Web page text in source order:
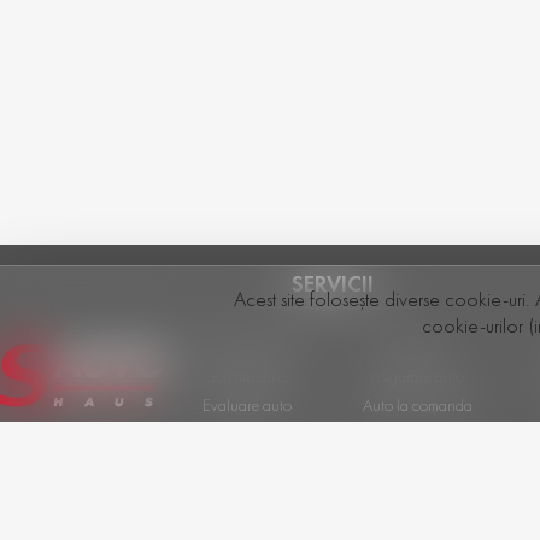
Acest site folosește diverse cookie-
cookie-urilor
SERVICII
Evaluare auto
Auto la comanda